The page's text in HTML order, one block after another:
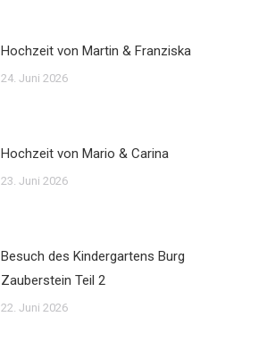
Hochzeit von Martin & Franziska
24. Juni 2026
Hochzeit von Mario & Carina
23. Juni 2026
Besuch des Kindergartens Burg
Zauberstein Teil 2
22. Juni 2026